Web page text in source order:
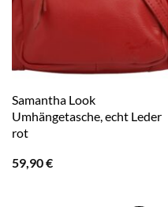
Samantha Look
Umhängetasche, echt Leder
rot
59,90€